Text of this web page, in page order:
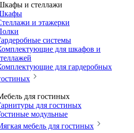
и стеллажи
и этажерки
системы
для шкафов и
для гардеробных
для гостиных
для гостиных
модульные
мебель для гостиных